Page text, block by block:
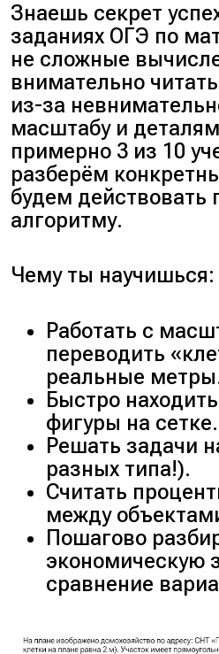
Знаешь секрет
заданиях ОГЭ по
не сложные
внимательно
из-за
масштабу и
примерно 3 из 10
разберём
будем действовать
алгоритму.
Чему ты научишься:
Работать с
переводить
реальные
Быстро
фигуры на сетке.
Решать задачи
разных типа!).
Считать
между
Пошагово
экономическую
сравнение